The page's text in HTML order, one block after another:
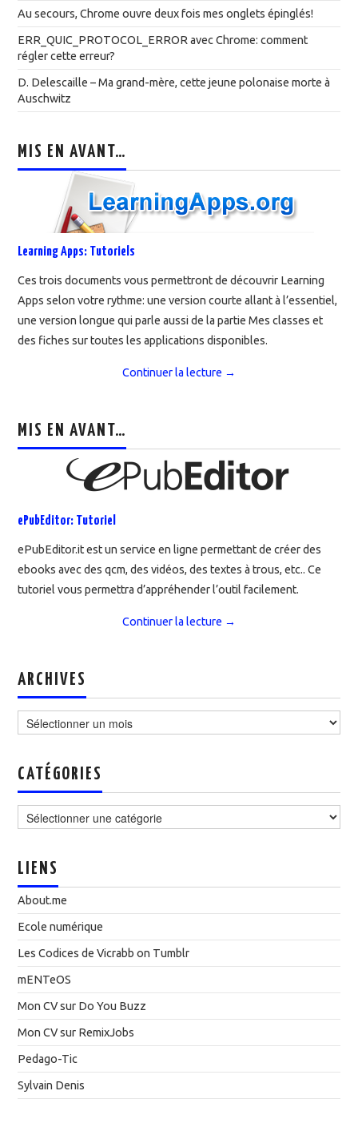
Au secours, Chrome ouvre deux fois mes onglets épinglés!
ERR_QUIC_PROTOCOL_ERROR avec Chrome: comment
régler cette erreur?
D. Delescaille – Ma grand-mère, cette jeune polonaise morte à
Auschwitz
MIS EN AVANT…
Learning Apps: Tutoriels
Ces trois documents vous permettront de découvrir Learning
Apps selon votre rythme: une version courte allant à l’essentiel,
une version longue qui parle aussi de la partie Mes classes et
des fiches sur toutes les applications disponibles.
Continuer la lecture →
MIS EN AVANT…
ePubEditor: Tutoriel
ePubEditor.it est un service en ligne permettant de créer des
ebooks avec des qcm, des vidéos, des textes à trous, etc.. Ce
tutoriel vous permettra d’appréhender l’outil facilement.
Continuer la lecture →
ARCHIVES
CATÉGORIES
LIENS
About.me
Ecole numérique
Les Codices de Vicrabb on Tumblr
mENTeOS
Mon CV sur Do You Buzz
Mon CV sur RemixJobs
Pedago-Tic
Sylvain Denis